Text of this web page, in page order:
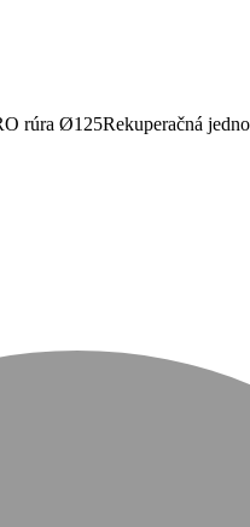
rúra Ø125Rekuperačná